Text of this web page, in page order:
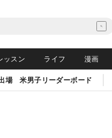
ッスン ライフ 漫画
場 米男子リーダーボード